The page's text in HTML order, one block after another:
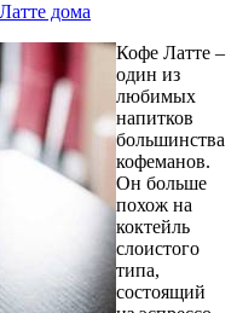
дома
Кофе Латте –
один из
любимых
напитков
большинства
кофеманов.
Он больше
похож на
коктейль
слоистого
типа,
состоящий